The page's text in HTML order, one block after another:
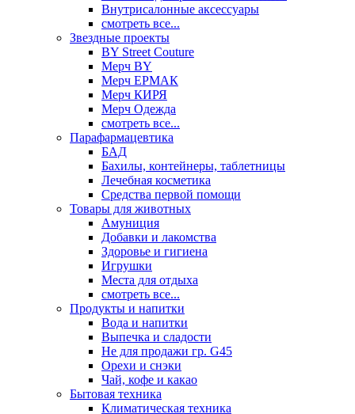
Внутрисалонные аксессуары
смотреть все...
Звездные проекты
BY Street Couture
Мерч BY
Мерч ЕРМАК
Мерч КИРЯ
Мерч Одежда
смотреть все...
Парафармацевтика
БАД
Бахилы, контейнеры, таблетницы
Лечебная косметика
Средства первой помощи
Товары для животных
Амуниция
Добавки и лакомства
Здоровье и гигиена
Игрушки
Места для отдыха
смотреть все...
Продукты и напитки
Вода и напитки
Выпечка и сладости
Не для продажи гр. G45
Орехи и снэки
Чай, кофе и какао
Бытовая техника
Климатическая техника